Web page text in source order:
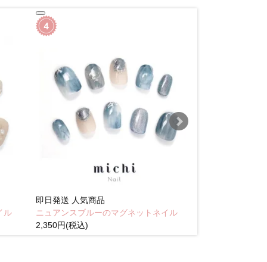
ル
即日発送 人気商品
ニュアンスブルーのマグネットネイル
2,350円(税込)